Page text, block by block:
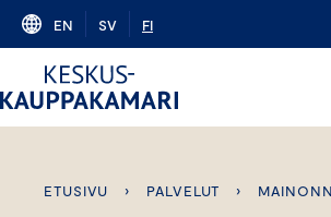
Skip
content
EN SV FI
ETUSIVU › PALVELUT ›